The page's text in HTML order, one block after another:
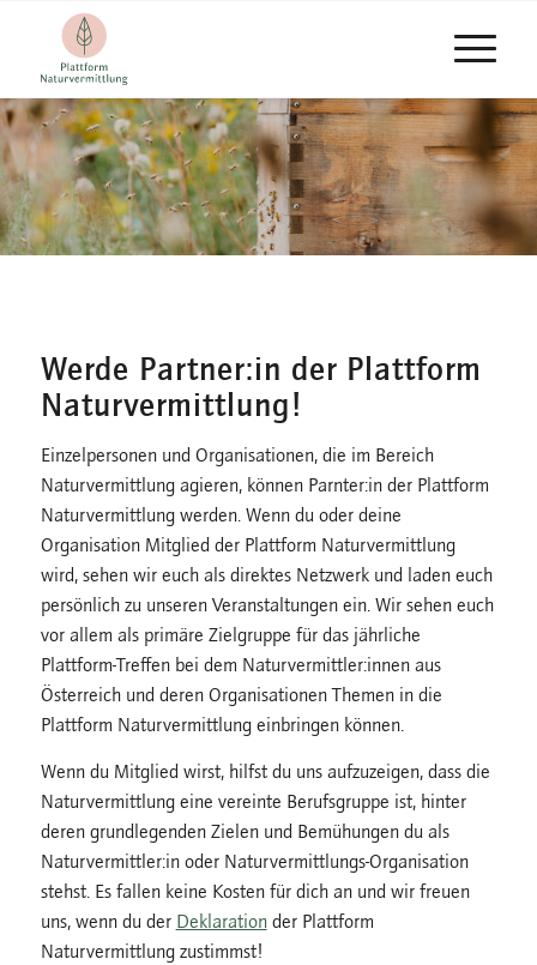
Werde Partner:in der Plattform
Naturvermittlung!
Einzelpersonen und Organisationen, die im Bereich
Naturvermittlung agieren, können Parnter:in der Plattform
Naturvermittlung werden. Wenn du oder deine
Organisation Mitglied der Plattform Naturvermittlung
wird, sehen wir euch als direktes Netzwerk und laden euch
persönlich zu unseren Veranstaltungen ein. Wir sehen euch
vor allem als primäre Zielgruppe für das jährliche
Plattform-Treffen bei dem Naturvermittler:innen aus
Österreich und deren Organisationen Themen in die
Plattform Naturvermittlung einbringen können.
Wenn du Mitglied wirst, hilfst du uns aufzuzeigen, dass die
Naturvermittlung eine vereinte Berufsgruppe ist, hinter
deren grundlegenden Zielen und Bemühungen du als
Naturvermittler:in oder Naturvermittlungs-Organisation
stehst. Es fallen keine Kosten für dich an und wir freuen
uns, wenn du der Deklarationder Plattform
Naturvermittlung zustimmst!